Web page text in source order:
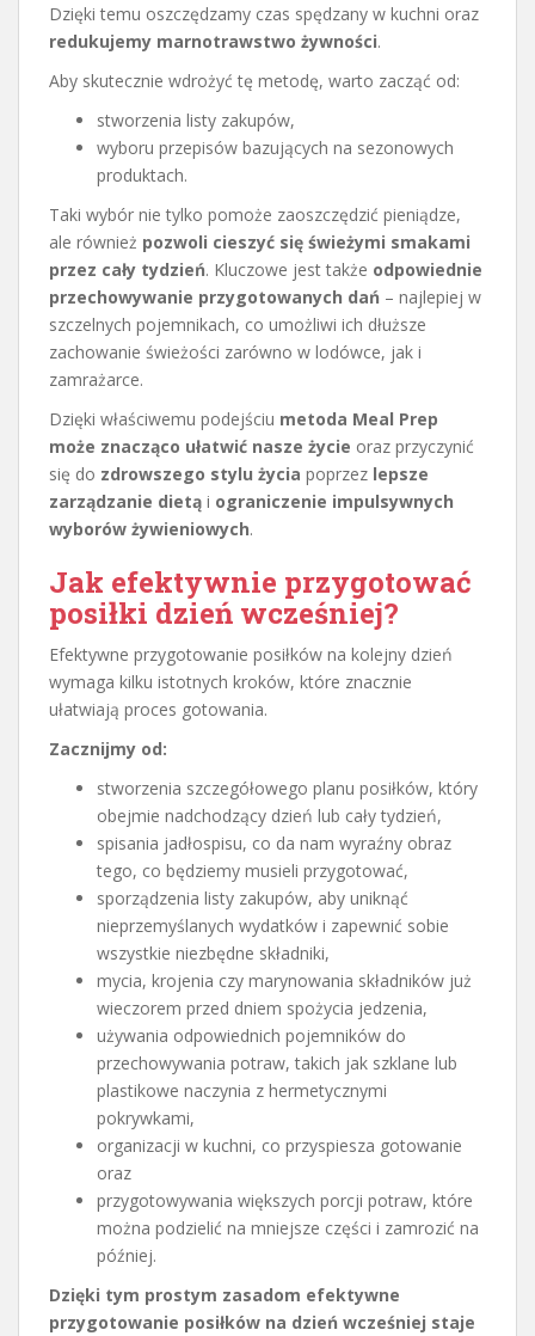
Dzięki temu oszczędzamy czas spędzany w kuchni oraz
redukujemy marnotrawstwo żywności.
Aby skutecznie wdrożyć tę metodę, warto zacząć od:
stworzenia listy zakupów,
wyboru przepisów bazujących na sezonowych
produktach.
Taki wybór nie tylko pomoże zaoszczędzić pieniądze,
ale również pozwoli cieszyć się świeżymi smakami
przez cały tydzień. Kluczowe jest także odpowiednie
przechowywanie przygotowanych dań – najlepiej w
szczelnych pojemnikach, co umożliwi ich dłuższe
zachowanie świeżości zarówno w lodówce, jak i
zamrażarce.
Dzięki właściwemu podejściu metoda Meal Prep
może znacząco ułatwić nasze życie oraz przyczynić
się do zdrowszego stylu życia poprzez lepsze
zarządzanie dietą i ograniczenie impulsywnych
wyborów żywieniowych.
Jak efektywnie przygotować
posiłki dzień wcześniej?
Efektywne przygotowanie posiłków na kolejny dzień
wymaga kilku istotnych kroków, które znacznie
ułatwiają proces gotowania.
Zacznijmy od:
stworzenia szczegółowego planu posiłków, który
obejmie nadchodzący dzień lub cały tydzień,
spisania jadłospisu, co da nam wyraźny obraz
tego, co będziemy musieli przygotować,
sporządzenia listy zakupów, aby uniknąć
nieprzemyślanych wydatków i zapewnić sobie
wszystkie niezbędne składniki,
mycia, krojenia czy marynowania składników już
wieczorem przed dniem spożycia jedzenia,
używania odpowiednich pojemników do
przechowywania potraw, takich jak szklane lub
plastikowe naczynia z hermetycznymi
pokrywkami,
organizacji w kuchni, co przyspiesza gotowanie
oraz
przygotowywania większych porcji potraw, które
można podzielić na mniejsze części i zamrozić na
później.
Dzięki tym prostym zasadom efektywne
przygotowanie posiłków na dzień wcześniej staje